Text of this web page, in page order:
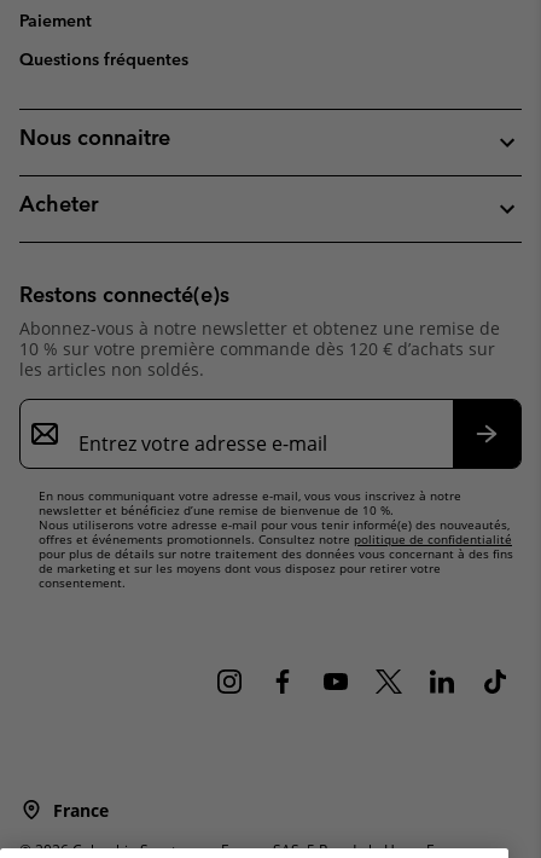
Paiement
Questions fréquentes
Nous connaitre
Acheter
Restons connecté(e)s
Abonnez-vous à notre newsletter et obtenez une remise de
10 % sur votre première commande dès 120 € d’achats sur
les articles non soldés.
Inscription
par
e-
En nous communiquant votre adresse e-mail, vous vous inscrivez à notre
newsletter et bénéficiez d’une remise de bienvenue de 10 %.
Nous utiliserons votre adresse e-mail pour vous tenir informé(e) des nouveautés,
offres et événements promotionnels. Consultez notre politique de confidentialité
pour plus de détails sur notre traitement des données vous concernant à des fins
de marketing et sur les moyens dont vous disposez pour retirer votre
consentement.
France
©2026Columbia Sportswear Europe SAS. 5 Rue de la Haye, Espace